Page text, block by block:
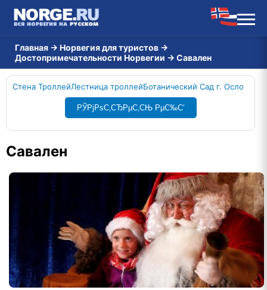
Главная → Норвегия для туристов →
Достопримечательности Норвегии → Савален
Стена ТроллейЛестница троллейБотанический Сад г. Осло
РЎРјРѕС‚СЂРµС‚СЊ РµС‰С‘
Савален